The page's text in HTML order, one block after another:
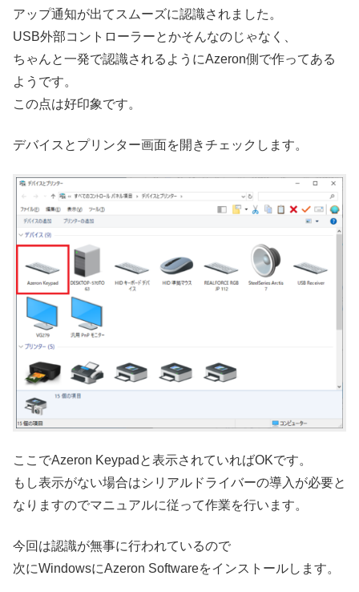
アップ通知が出てスムーズに認識されました。
USB外部コントローラーとかそんなのじゃなく、
ちゃんと一発で認識されるようにAzeron側で作ってある
ようです。
この点は好印象です。
デバイスとプリンター画面を開きチェックします。
ここでAzeron Keypadと表示されていればOKです。
もし表示がない場合はシリアルドライバーの導入が必要と
なりますのでマニュアルに従って作業を行います。
今回は認識が無事に行われているので
次にWindowsにAzeron Softwareをインストールします。